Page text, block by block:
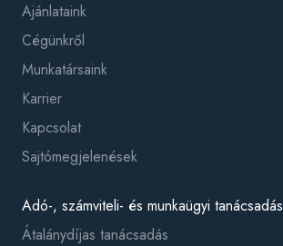
Ajánlataink
Cégünkről
Munkatársaink
Karrier
Kapcsolat
Sajtómegjelenések
Adó-, számviteli- és munkaügyi tanácsadás
Átalánydíjas tanácsadás